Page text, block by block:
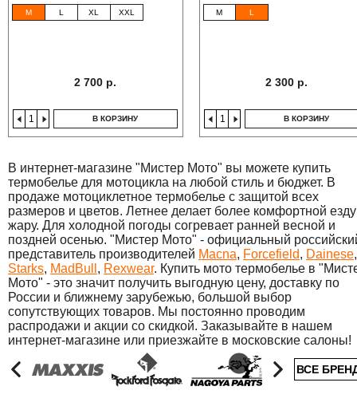
M L XL XXL
2 700 р.
В КОРЗИНУ
M L
2 300 р.
В КОРЗИНУ
В интернет-магазине "Мистер Мото" вы можете купить
термобелье для мотоцикла на любой стиль и бюджет. В
продаже мотоциклетное термобелье с защитой всех
размеров и цветов. Летнее делает более комфортной
жару. Для холодной погоды согревает ранней весной и
поздней осенью. "Мистер Мото" - официальный
представитель производителей Macna, Forcefield, Dainese,
Starks, MadBull , Rexwear. Купить мото термобелье в
Мото" - это значит получить выгодную цену, доставку по
России и ближнему зарубежью, большой выбор
сопутствующих товаров. Мы постоянно проводим
распродажи и акции со скидкой. Заказывайте в нашем
интернет-магазине или приезжайте в московские салоны!
ВСЕ